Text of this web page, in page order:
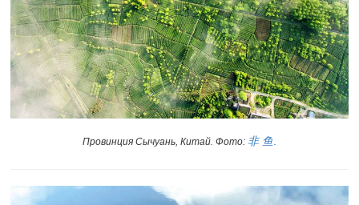
Провинция Сычуань, Китай Фото: 非 鱼